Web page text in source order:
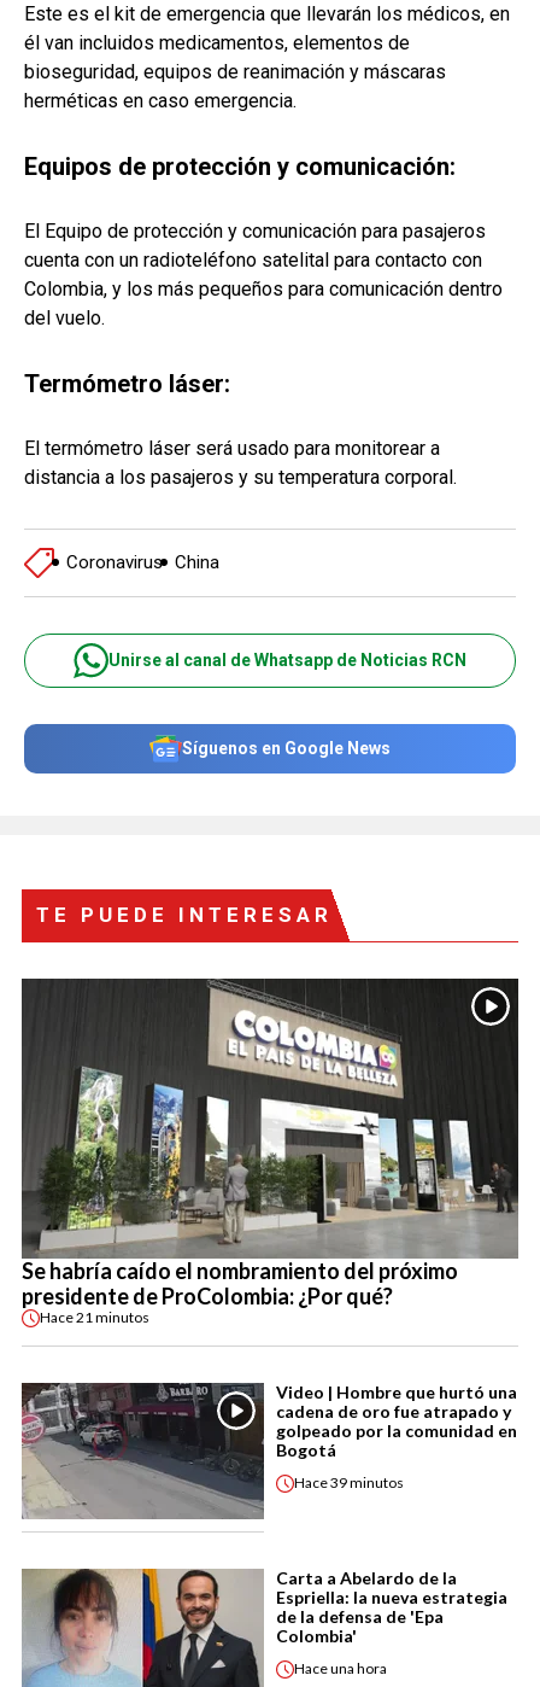
Este es el kit de emergencia que llevarán los médicos, en
él van incluidos medicamentos, elementos de
bioseguridad, equipos de reanimación y máscaras
herméticas en caso emergencia.
Equipos de protección y comunicación:
El Equipo de protección y comunicación para pasajeros
cuenta con un radioteléfono satelital para contacto con
Colombia, y los más pequeños para comunicación dentro
del vuelo.
Termómetro láser:
El termómetro láser será usado para monitorear a
distancia a los pasajeros y su temperatura corporal.
Coronavirus China
Unirse al canal de Whatsapp de Noticias RCN
Síguenos en Google News
TE PUEDE INTERESAR
Se habría caído el nombramiento del próximo
presidente de ProColombia: ¿Por qué?
Hace21 minutos
Video | Hombre que hurtó una
cadena de oro fue atrapado y
golpeado por la comunidad en
Bogotá
Hace39 minutos
Carta a Abelardo de la
Espriella: la nueva estrategia
de la defensa de 'Epa
Colombia'
Haceuna hora